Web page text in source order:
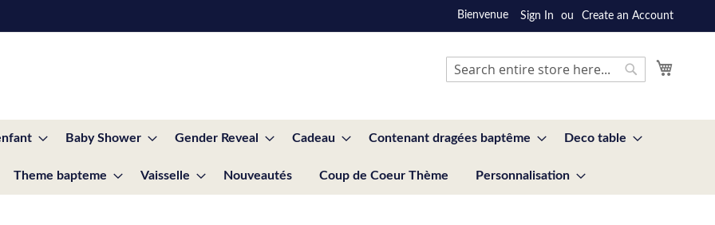
Bienvenue Sign In Create an Account
Search
Baby Shower Gender Reveal Cadeau Contenant dragées baptême Deco table
Theme bapteme Vaisselle Nouveautés Coup de Coeur Thème Personnalisation